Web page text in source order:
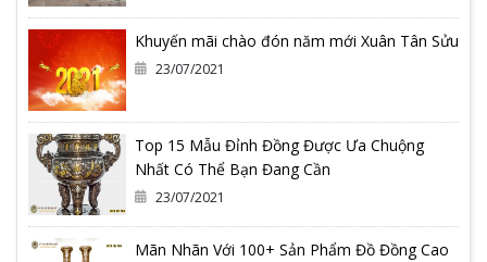
Khuyến mãi chào đón năm mới Xuân Tân Sửu
23/07/2021
Top 15 Mẫu Đỉnh Đồng Được Ưa Chuộng
Nhất Có Thể Bạn Đang Cần
23/07/2021
Mãn Nhãn Với 100+ Sản Phẩm Đồ Đồng Cao